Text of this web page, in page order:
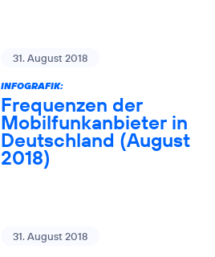
31. August 2018
INFOGRAFIK:
Frequenzen der
Mobilfunkanbieter in
Deutschland (August
2018)
31. August 2018